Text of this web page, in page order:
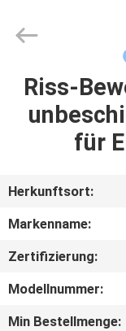
ZU
HAUSE
ÜBER
UNS
CO.,LTD.
Riss-
für
Herkunftsort:
Markenname:
Zertifizierung:
Modellnummer:
Min Bestellmenge: